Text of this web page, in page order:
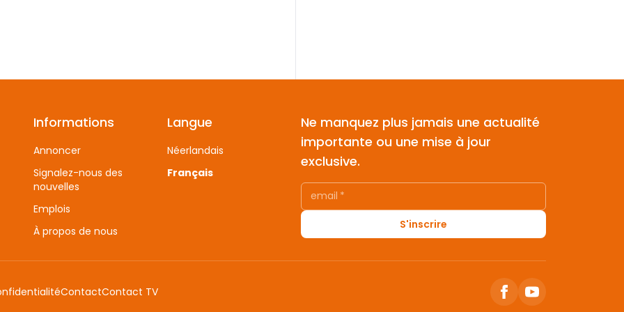
Informations
Annoncer
Signalez-nous des
nouvelles
Emplois
À propos de nous
Langue
Néerlandais
Français
Ne manquez plus jamais une actualité
importante ou une mise à jour
exclusive.
email *
S'inscrire
ContactContact TV